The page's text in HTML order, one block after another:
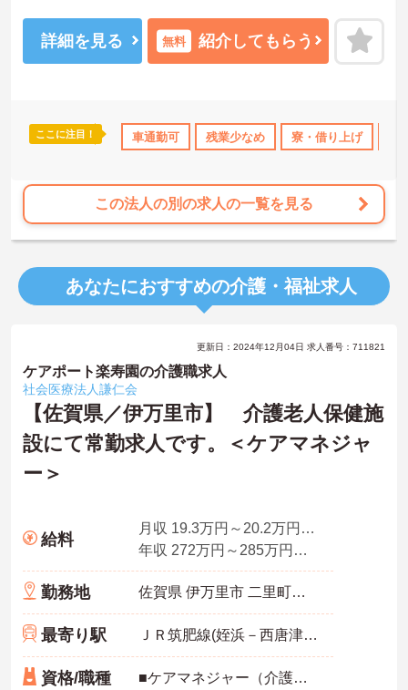
日勤のみ 産休･育休･介護休暇取得実績あり 社会保険完備
昇給や賞与制度があり頑張りが評価されてしっかりと職員に還元さ
れます。
ご興味のある方には、面接対策ポイントなど、さらに詳細をお話し
詳細を見る 無料 紹介してもらう
ここに注目！ 車通勤可 残業少なめ 寮・借り上げ
この法人の別の求人の一覧を見る
あなたにおすすめの介護・福祉求人
更新日：2024年12月04日 求人番号：711821
ケアポート楽寿園の介護職求人
社会医療法人謙仁会
【佐賀県／伊万里市】 介護老人保健施
設にて常勤求人です。＜ケアマネジャ
ー＞
給料
月収 19.3万円～20.2万円程度（諸手当込み）
年収 272万円～285万円程度（賞与2.5ヶ月分の場合）
勤務地 佐賀県 伊万里市 二里町八谷搦字二本松1224
最寄り駅 ＪＲ筑肥線(姪浜－西唐津)「伊万里駅」徒歩22分
資格/職種 ■ケアマネジャー（介護支援専門員） ■普通自動車免許（AT限定可）お持ちの方 ※未経験者応相談